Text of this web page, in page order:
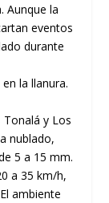
Aunque la
eventos
durante
la llanura.
Tonalá y Los
nublado,
5 a 15 mm.
a 35 km/h,
ambiente